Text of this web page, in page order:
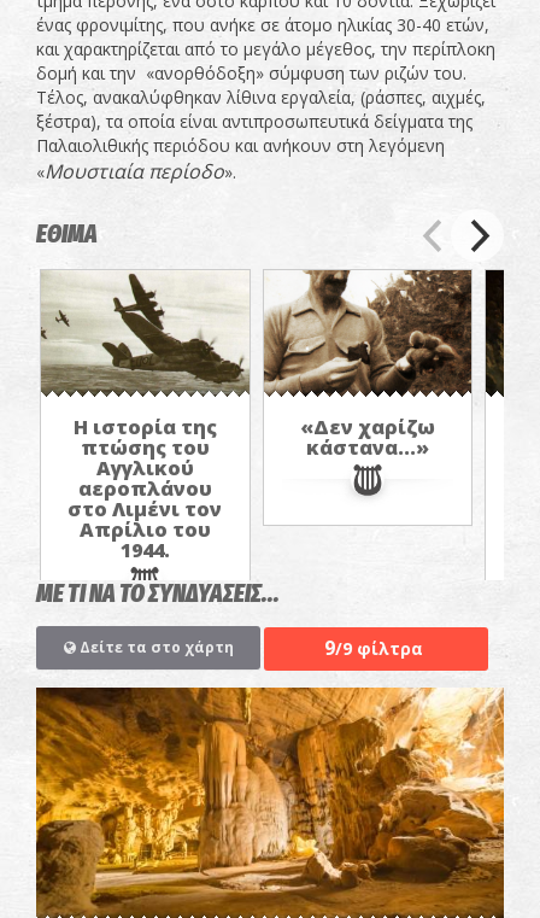
ένας φρονιμίτης, που ανήκε σε άτομο ηλικίας 30-40 ετών,
και χαρακτηρίζεται από το μεγάλο μέγεθος, την περίπλοκη
δομή και την «ανορθόδοξη» σύμφυση των ριζών του.
Τέλος, ανακαλύφθηκαν λίθινα εργαλεία, (ράσπες, αιχμές,
ξέστρα), τα οποία είναι αντιπροσωπευτικά δείγματα της
Παλαιολιθικής περιόδου και ανήκουν στη λεγόμενη
«Μουστιαία περίοδο».
ΕΘΙΜΑ
Η ιστορία της
πτώσης του
Αγγλικού
αεροπλάνου
στο Λιμένι τον
Απρίλιο του
1944.
«Δεν χαρίζω
κάστανα...»
ΜΕ ΤΙ ΝΑ ΤΟ ΣΥΝΔΥΑΣΕΙΣ...
Δείτε τα στο χάρτη 9/9 φίλτρα